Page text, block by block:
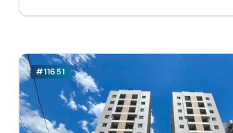
#11651